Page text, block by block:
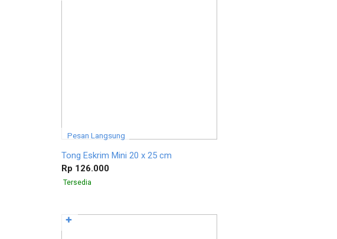
Pesan Langsung
Tong Eskrim Mini 20 x 25 cm
Rp 126.000
Tersedia
✚